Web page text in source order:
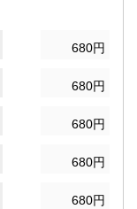
680円
680円
680円
680円
680円